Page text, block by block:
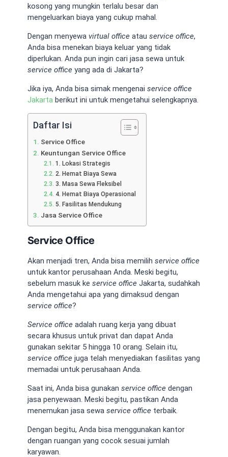
kosong yang mungkin terlalu besar dan
mengeluarkan biaya yang cukup mahal.
Dengan menyewa virtual office atau service office,
Anda bisa menekan biaya keluar yang tidak
diperlukan. Anda pun ingin cari jasa sewa untuk
service office yang ada di Jakarta?
Jika iya, Anda bisa simak mengenai service office
Jakarta berikut ini untuk mengetahui selengkapnya.
Daftar Isi
Service Office
Keuntungan Service Office
1. Lokasi Strategis
2. Hemat Biaya Sewa
3. Masa Sewa Fleksibel
4. Hemat Biaya Operasional
5. Fasilitas Mendukung
Jasa Service Office
Service Office
Akan menjadi tren, Anda bisa memilih service office
untuk kantor perusahaan Anda. Meski begitu,
sebelum masuk ke service office Jakarta, sudahkah
Anda mengetahui apa yang dimaksud dengan
service office?
Service office adalah ruang kerja yang dibuat
secara khusus untuk privat dan dapat Anda
gunakan sekitar 5 hingga 10 orang. Selain itu,
service office juga telah menyediakan fasilitas yang
memadai untuk perusahaan Anda.
Saat ini, Anda bisa gunakan service office dengan
jasa penyewaan. Meski begitu, pastikan Anda
menemukan jasa sewa service office terbaik.
Dengan begitu, Anda bisa menggunakan kantor
dengan ruangan yang cocok sesuai jumlah
karyawan.